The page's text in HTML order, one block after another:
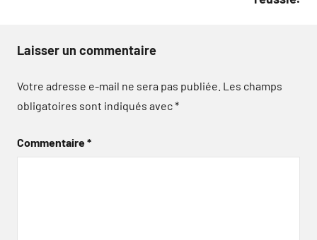
Laisser un commentaire
Votre adresse e-mail ne sera pas publiée. Les champs
obligatoires sont indiqués avec*
Commentaire*